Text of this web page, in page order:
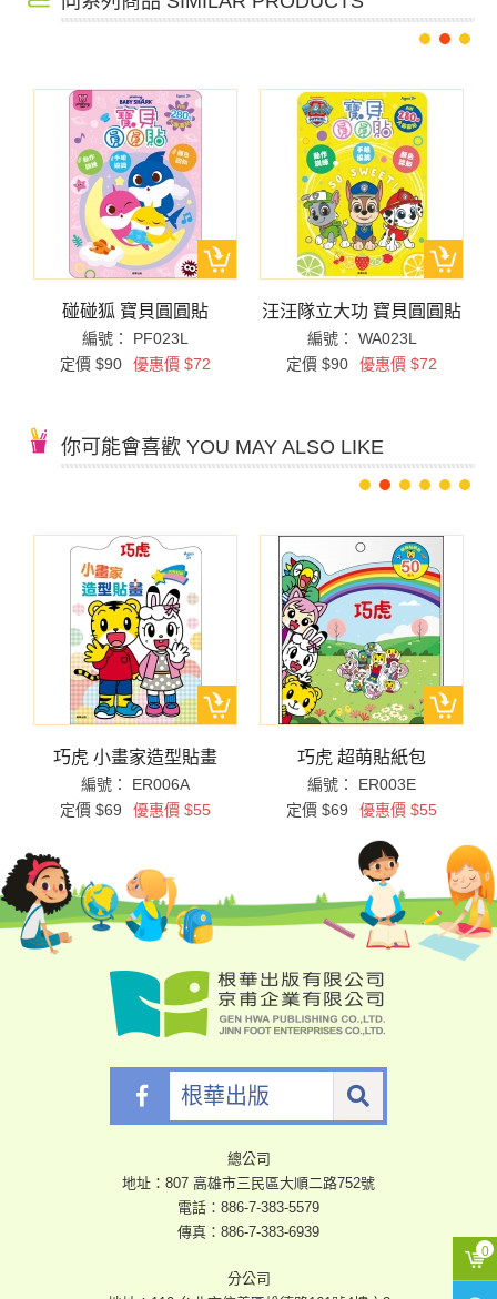
碰碰狐 寶貝圓圓貼
編號： PF023L
定價 $90
優惠價 $72
汪汪隊立大功 寶貝圓圓貼
編號： WA023L
定價 $90
優惠價 $72
你可能會喜歡 YOU MAY ALSO LIKE
巧虎 小畫家造型貼畫
編號： ER006A
定價 $69
優惠價 $55
巧虎 超萌貼紙包
編號： ER003E
定價 $69
優惠價 $55
根華出版
總公司
地址：807 高雄市三民區大順二路752號
電話： 886-7-383-5579
傳真：886-7-383-6939
分公司